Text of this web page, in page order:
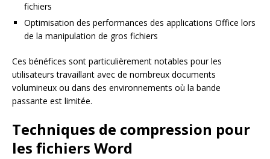
fichiers
Optimisation des performances des applications Office lors
de la manipulation de gros fichiers
Ces bénéfices sont particulièrement notables pour les
utilisateurs travaillant avec de nombreux documents
volumineux ou dans des environnements où la bande
passante est limitée.
Techniques de compression pour
les fichiers Word